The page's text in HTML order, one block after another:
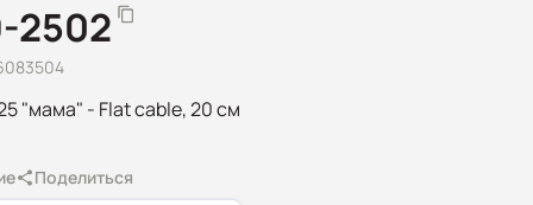
2502
"мама" - Flat cable, 20 см
Поделиться